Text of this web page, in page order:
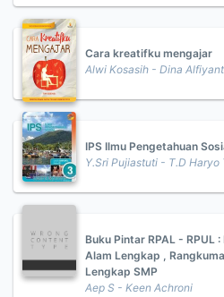
Cara kreatifku mengajar
Alwi Kosasih - Dina
IPS Ilmu Pengetahuan
Y.Sri Pujiastuti - T.D Haryo
Buku Pintar RPAL - RPUL
Alam Lengkap ,
Lengkap SMP
Aep S - Keen Achroni